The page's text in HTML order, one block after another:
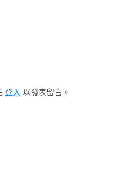
登入 以發表留言。